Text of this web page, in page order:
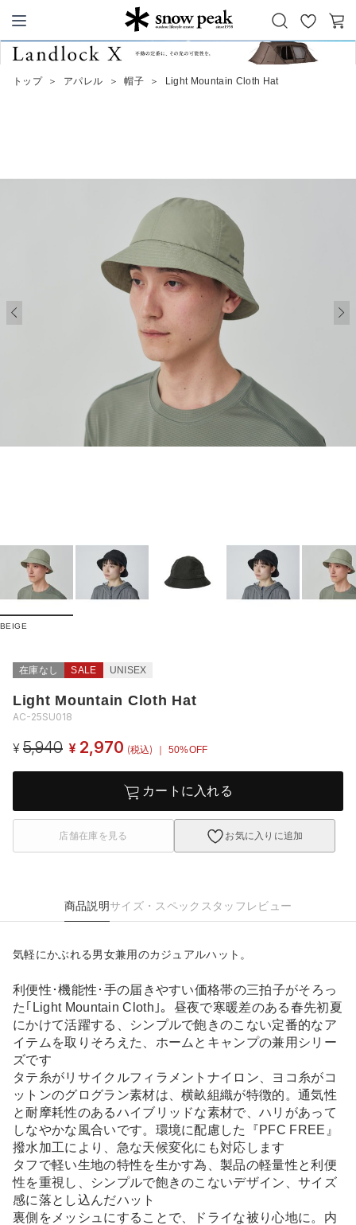
Snow Peak
お
気
カ
トップ ＞ アパレル ＞ 帽子 ＞ Light Mountain Cloth Hat
BEIGE
在庫なし SALE UNISEX
Light Mountain Cloth Hat
AC-25SU018
¥ 5,940 ¥ 2,970 (税込) ｜ 50%OFF
カートに入れる
店舗在庫を見る お気に入りに追加
商品説明サイズ・スペック スタッフレビュー
気軽にかぶれる男女兼用のカジュアルハット。
利便性･機能性･手の届きやすい価格帯の三拍子がそろっ
た｢Light Mountain Cloth｣。昼夜で寒暖差のある春先初夏
にかけて活躍する、シンプルで飽きのこない定番的なア
イテムを取りそろえた、ホームとキャンプの兼用シリー
ズです
タテ糸がリサイクルフィラメントナイロン、ヨコ糸がコ
ットンのグログラン素材は、横畝組織が特徴的。通気性
と耐摩耗性のあるハイブリッドな素材で、ハリがあって
しなやかな風合いです。環境に配慮した『PFC FREE』
撥水加工により、急な天候変化にも対応します
タフで軽い生地の特性を生かす為、製品の軽量性と利便
性を重視し、シンプルで飽きのこないデザイン、サイズ
感に落とし込んだハット
裏側をメッシュにすることで、ドライな被り心地に。内